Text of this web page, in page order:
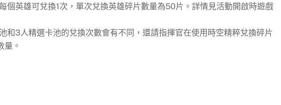
個英雄可兌換1次，單次兌換英雄碎片數量為50片。詳情見活動開啟時遊戲
和3人精選卡池的兌換次數會有不同，還請指揮官在使用時空精粹兌換碎片
量。